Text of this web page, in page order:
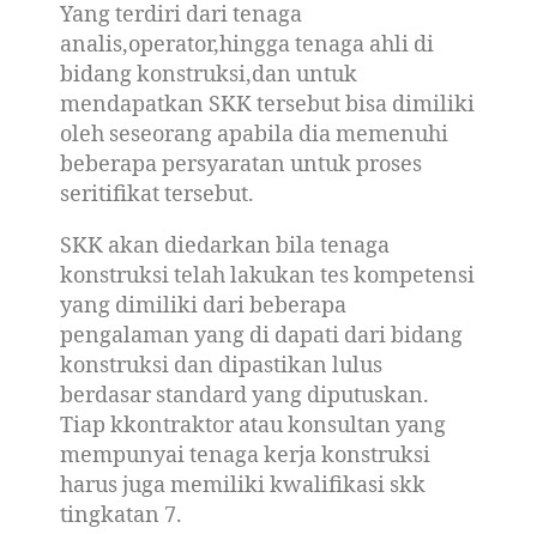
Yang terdiri dari tenaga
analis,operator,hingga tenaga ahli di
bidang konstruksi,dan untuk
mendapatkan SKK tersebut bisa dimiliki
oleh seseorang apabila dia memenuhi
beberapa persyaratan untuk proses
seritifikat tersebut.
SKK akan diedarkan bila tenaga
konstruksi telah lakukan tes kompetensi
yang dimiliki dari beberapa
pengalaman yang di dapati dari bidang
konstruksi dan dipastikan lulus
berdasar standard yang diputuskan.
Tiap kkontraktor atau konsultan yang
mempunyai tenaga kerja konstruksi
harus juga memiliki kwalifikasi skk
tingkatan 7.